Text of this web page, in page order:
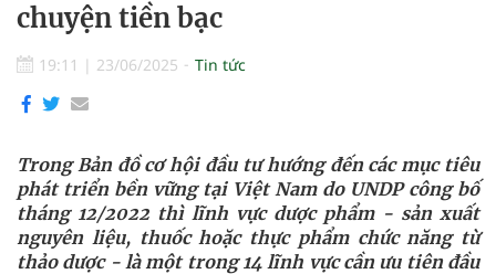
chuyện tiền bạc
19:11 | 23/06/2025 Tin tức
Trong Bản đồ cơ hội đầu tư hướng đến các mục tiêu
phát triển bền vững tại Việt Nam do UNDP công bố
tháng 12/2022 thì lĩnh vực dược phẩm - sản xuất
nguyên liệu, thuốc hoặc thực phẩm chức năng từ
thảo dược - là một trong 14 lĩnh vực cần ưu tiên đầu